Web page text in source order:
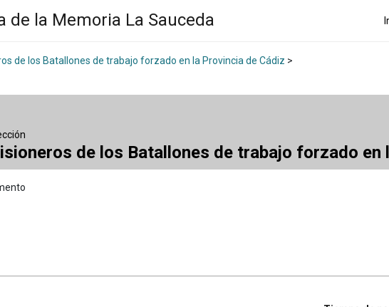
de la Memoria La Sauceda
de los Batallones de trabajo forzado en la Provincia de Cádiz >
de los Batallones de trabajo forzado en